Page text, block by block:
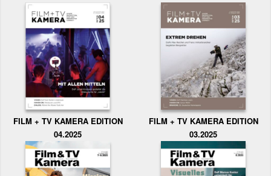
FILM + TV KAMERA EDITION
04.2025
FILM + TV KAMERA EDITION
03.2025